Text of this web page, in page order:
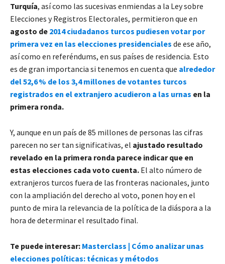
Turquía, así como las sucesivas enmiendas a la Ley sobre
Elecciones y Registros Electorales, permitieron que en
agosto de 2014 ciudadanos turcos pudiesen votar por
primera vez en las elecciones presidenciales de ese año,
así como en referéndums, en sus países de residencia. Esto
es de gran importancia si tenemos en cuenta que alrededor
del 52,6 % de los 3,4 millones de votantes turcos
registrados en el extranjero acudieron a las urnas en la
primera ronda.
Y, aunque en un país de 85 millones de personas las cifras
parecen no ser tan significativas, el ajustado resultado
revelado en la primera ronda parece indicar que en
estas elecciones cada voto cuenta. El alto número de
extranjeros turcos fuera de las fronteras nacionales, junto
con la ampliación del derecho al voto, ponen hoy en el
punto de mira la relevancia de la política de la diáspora a la
hora de determinar el resultado final.
Te puede interesar: Masterclass | Cómo analizar unas
elecciones políticas: técnicas y métodos